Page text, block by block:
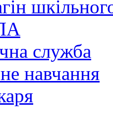
служба
навчання